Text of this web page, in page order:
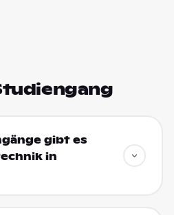
gibt es
in